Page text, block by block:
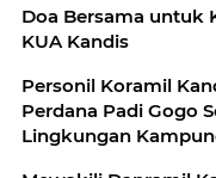
Doa Bersama untuk
KUA Kandis
Personil Koramil
Perdana Padi Gogo
Lingkungan